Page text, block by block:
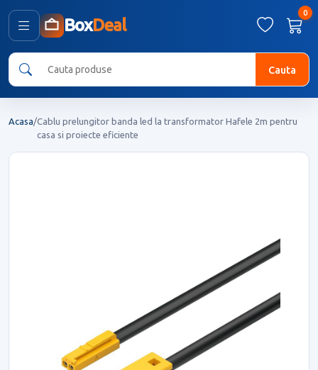
BoxDeal
0
Cauta
Acasa/Cablu prelungitor banda led la transformator Hafele 2m pentru
casa si proiecte eficiente